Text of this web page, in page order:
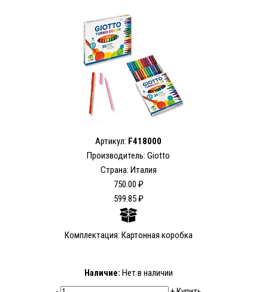
Артикул: F418000
Производитель: Giotto
Страна: Италия
750.00 ₽
599.85 ₽
Комплектация: Картонная коробка
Наличие: Нет в наличии